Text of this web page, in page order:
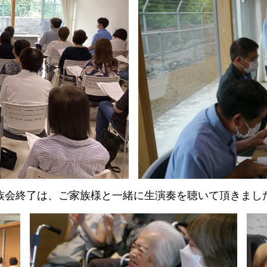
会終了は、ご家族様と一緒に生演奏を聴いて頂きまし